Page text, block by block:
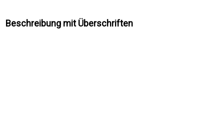
Beschreibung mit Überschriften